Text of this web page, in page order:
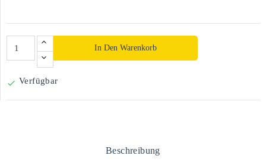
In Den Warenkorb
 Verfügbar
Beschreibung